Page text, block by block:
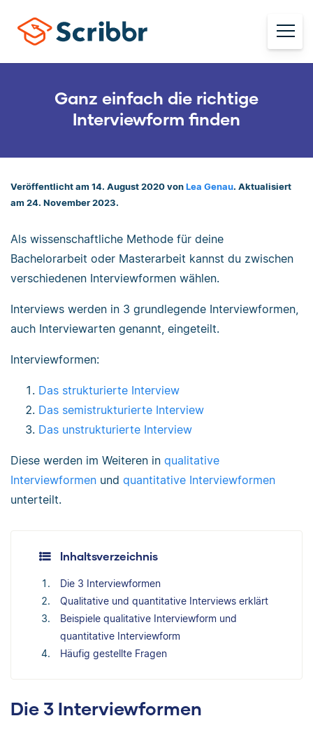
Ganz einfach die richtige
Interviewform finden
Veröffentlicht am 14. August 2020 von Lea Genau. Aktualisiert
am 24. November 2023.
Als wissenschaftliche Methode für deine
Bachelorarbeit oder Masterarbeit kannst du zwischen
verschiedenen Interviewformen wählen.
Interviews werden in 3 grundlegende Interviewformen,
auch Interviewarten genannt, eingeteilt.
Interviewformen:
Das strukturierte Interview
Das semistrukturierte Interview
Das unstrukturierte Interview
Diese werden im Weiteren in qualitative
Interviewformen und quantitative Interviewformen
unterteilt.
Inhaltsverzeichnis
Die 3 Interviewformen
Qualitative und quantitative Interviews erklärt
Beispiele qualitative Interviewform und
quantitative Interviewform
Häufig gestellte Fragen
Die 3 Interviewformen